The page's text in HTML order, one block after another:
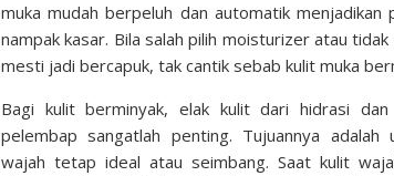
muka mudah berpeluh dan automatik
nampak kasar. Bila salah pilih moisturizer atau
mesti jadi bercapuk, tak cantik sebab kulit muka
Bagi kulit berminyak, elak kulit dari hidrasi dan
pelembap sangatlah penting. Tujuannya adalah
wajah tetap ideal atau seimbang. Saat kulit